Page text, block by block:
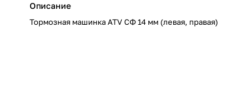
Описание
Тормозная машинка ATV СФ 14 мм (левая, правая)